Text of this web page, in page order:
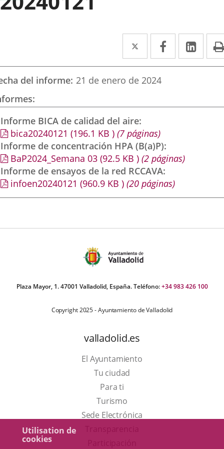
Utilisation de
cookies
Twitter
Enlace
a
una
externa.
Facebook
Enlace
a
externa.
a
del informe 21 de enero de 2024
Informe BICA de calidad del aire
bica20240121 (196.1 KB ) (7 páginas)
Informe de concentración HPA (B(a)P)
BaP2024_Semana 03 (92.5 KB ) (2 páginas)
Informe de ensayos de la red RCCAVA
infoen20240121 (960.9 KB ) (20 páginas)
Plaza Mayor, 1. 47001 Valladolid, España. Teléfono:+34 983 426 100
Copyright 2025 - Ayuntamiento de Valladolid
valladolid.es
El Ayuntamiento
Tu ciudad
Para ti
TurismoEste
enlace
Sede Electrónica